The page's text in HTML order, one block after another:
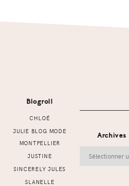
Blogroll
CHLOÉ
JULIE BLOG MODE
MONTPELLIER
JUSTINE
SINCERELY JULES
SLANELLE
Archives